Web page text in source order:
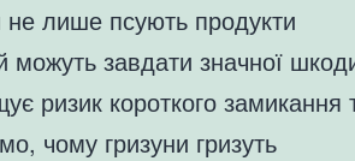
лише псують продукти
можуть завдати значної
ризик короткого замикання
чому гризуни гризуть